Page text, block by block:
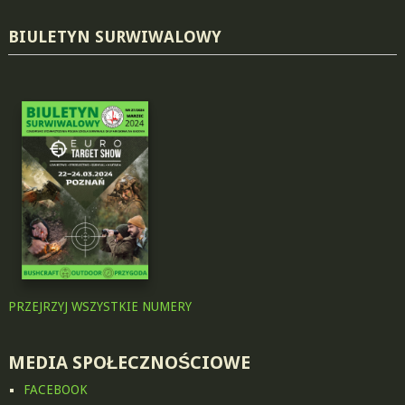
BIULETYN SURWIWALOWY
PRZEJRZYJ WSZYSTKIE NUMERY
MEDIA SPOŁECZNOŚCIOWE
FACEBOOK